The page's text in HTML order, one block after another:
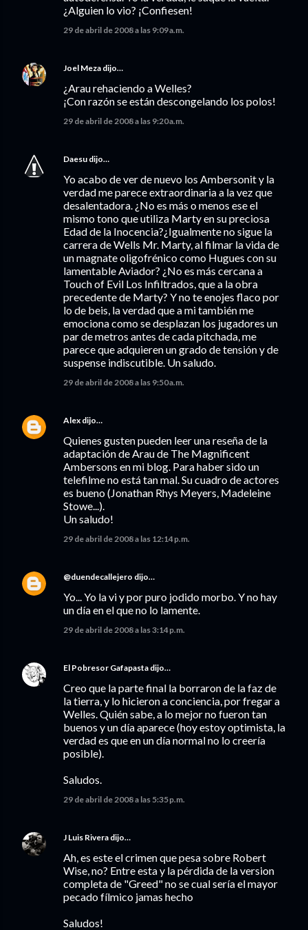
¿Alguien lo vio? ¡Confiesen!
29 de abril de 2008 a las 9:09 a.m.
Joel Meza dijo…
¿Arau rehaciendo a Welles?
¡Con razón se están descongelando los polos!
29 de abril de 2008 a las 9:20 a.m.
Daesu dijo…
Yo acabo de ver de nuevo los Ambersonit y la
verdad me parece extraordinaria a la vez que
desalentadora. ¿No es más o menos ese el
mismo tono que utiliza Marty en su preciosa
Edad de la Inocencia?¿Igualmente no sigue la
carrera de Wells Mr. Marty, al filmar la vida de
un magnate oligofrénico como Hugues con su
lamentable Aviador? ¿No es más cercana a
Touch of Evil Los Infiltrados, que a la obra
precedente de Marty? Y no te enojes flaco por
lo de beis, la verdad que a mi también me
emociona como se desplazan los jugadores un
par de metros antes de cada pitchada, me
parece que adquieren un grado de tensión y de
suspense indiscutible. Un saludo.
29 de abril de 2008 a las 9:50 a.m.
Alex dijo…
Quienes gusten pueden leer una reseña de la
adaptación de Arau de The Magnificent
Ambersons en mi blog. Para haber sido un
telefilme no está tan mal. Su cuadro de actores
es bueno (Jonathan Rhys Meyers, Madeleine
Stowe...).
Un saludo!
29 de abril de 2008 a las 12:14 p.m.
@duendecallejero dijo…
Yo... Yo la vi y por puro jodido morbo. Y no hay
un día en el que no lo lamente.
29 de abril de 2008 a las 3:14 p.m.
El Pobresor Gafapasta dijo…
Creo que la parte final la borraron de la faz de
la tierra, y lo hicieron a conciencia, por fregar a
Welles. Quién sabe, a lo mejor no fueron tan
buenos y un día aparece (hoy estoy optimista, la
verdad es que en un día normal no lo creería
posible).
Saludos.
29 de abril de 2008 a las 5:35 p.m.
J Luis Rivera dijo…
Ah, es este el crimen que pesa sobre Robert
Wise, no? Entre esta y la pérdida de la version
completa de "Greed" no se cual sería el mayor
pecado fílmico jamas hecho
Saludos!